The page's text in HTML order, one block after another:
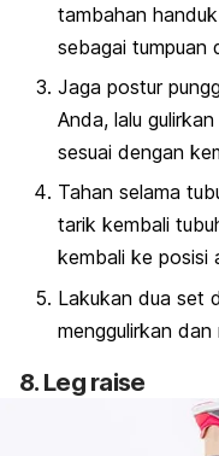
tambahan
sebagai tumpuan
Jaga postur
Anda, lalu
sesuai dengan
Tahan selama
tarik kembali
kembali ke posisi
Lakukan dua set
menggulirkan
8. Leg raise